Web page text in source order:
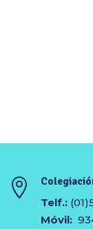

Telf.:
Móvil: